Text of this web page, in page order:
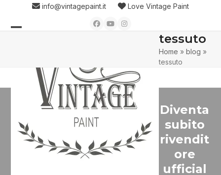
content
info@vintagepaint.it Love Vintage Paint
Facebook
YouTubeInstagram
menu
menu
tessuto
Home »blog »
tessuto
Diventa
subito
rivendit
ore
ufficial